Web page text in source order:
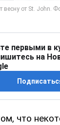
первыми в
на
что